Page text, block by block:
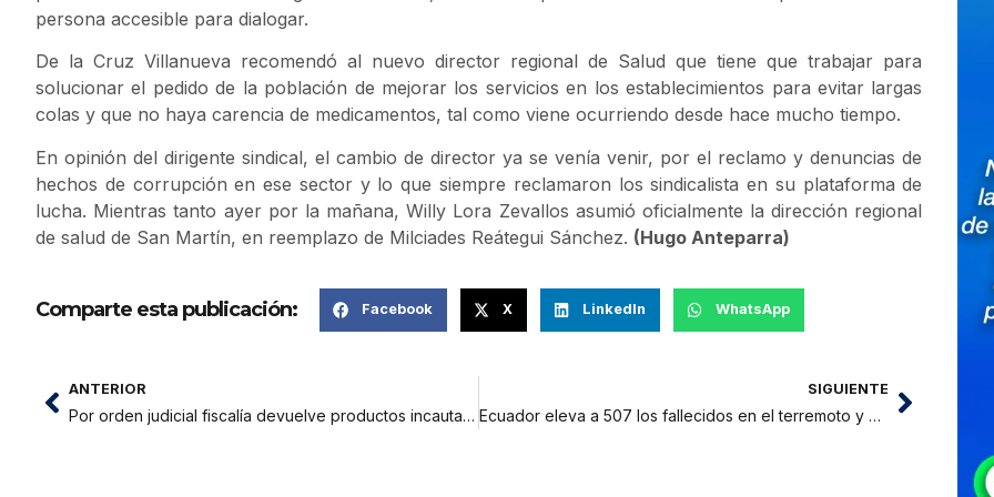
persona accesible para dialogar.
De la Cruz Villanueva recomendó al nuevo director regional de Salud que tiene que trabajar para
solucionar el pedido de la población de mejorar los servicios en los establecimientos para evitar largas
colas y que no haya carencia de medicamentos, tal como viene ocurriendo desde hace mucho tiempo.
En opinión del dirigente sindical, el cambio de director ya se venía venir, por el reclamo y denuncias de
hechos de corrupción en ese sector y lo que siempre reclamaron los sindicalista en su plataforma de
lucha. Mientras tanto ayer por la mañana, Willy Lora Zevallos asumió oficialmente la dirección regional
de salud de San Martín, en reemplazo de Milciades Reátegui Sánchez. (Hugo Anteparra)
Comparte esta publicación: Facebook X LinkedIn WhatsApp
ANTERIOR
Por orden judicial fiscalía devuelve productos incautados en operativo policial
SIGUIENTE
Ecuador eleva a 507 los fallecidos en el terremoto y a más de 4.000 los heridos